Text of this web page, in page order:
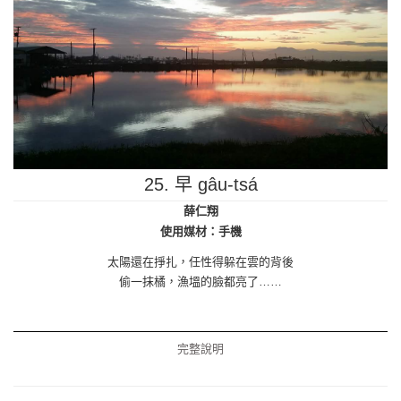
25. 早 gâu-tsá
薛仁翔
使用媒材：手機
太陽還在掙扎，任性得躲在雲的背後
偷一抹橘，漁塭的臉都亮了……